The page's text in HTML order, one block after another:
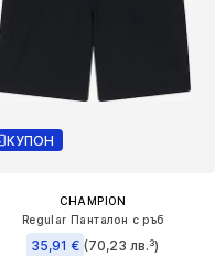
КУПОН
CHAMPION
Regular Панталон с ръб
35,91 € (70,23 лв.³)